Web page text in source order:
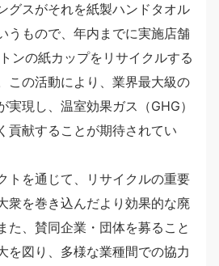
グスがそれを紙製ハンドタオル
うもので、年内までに実施店舗
ンの紙カップをリサイクルする
この活動により、業界最大級の
実現し、温室効果ガス（GHG）
貢献することが期待されてい
トを通じて、リサイクルの重要
衆を巻き込んだより効果的な廃
た、賛同企業・団体を募ること
を図り、多様な業種間での協力